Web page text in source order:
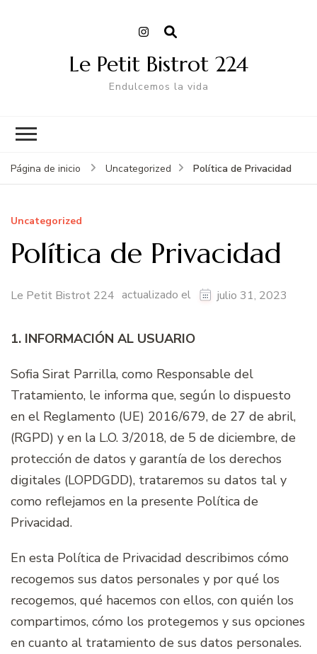
Le Petit Bistrot 224
Endulcemos la vida
Página de inicio Uncategorized Política de Privacidad
Uncategorized
Política de Privacidad
Le Petit Bistrot 224 actualizado el julio 31, 2023
1. INFORMACIÓN AL USUARIO
Sofia Sirat Parrilla, como Responsable del
Tratamiento, le informa que, según lo dispuesto
en el Reglamento (UE) 2016/679, de 27 de abril,
(RGPD) y en la L.O. 3/2018, de 5 de diciembre, de
protección de datos y garantía de los derechos
digitales (LOPDGDD), trataremos su datos tal y
como reflejamos en la presente Política de
Privacidad.
En esta Política de Privacidad describimos cómo
recogemos sus datos personales y por qué los
recogemos, qué hacemos con ellos, con quién los
compartimos, cómo los protegemos y sus opciones
en cuanto al tratamiento de sus datos personales.